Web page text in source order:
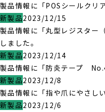
製品情報に「POSシールクリ
新製品2023/12/15
製品情報に「丸型レジスター
しました。
新製品2023/12/14
製品情報に「防炎テープ
新製品2023/12/8
製品情報に「指や爪にやさし
新製品2023/12/6